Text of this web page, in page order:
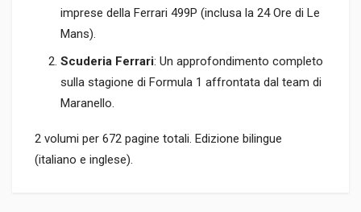
imprese della Ferrari 499P (inclusa la 24 Ore di Le
Mans).
Scuderia Ferrari: Un approfondimento completo
sulla stagione di Formula 1 affrontata dal team di
Maranello.
2 volumi per 672 pagine totali. Edizione bilingue
(italiano e inglese).